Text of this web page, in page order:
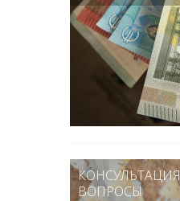
КОНСУЛЬТАЦИЯ
ВОПРОСЫ